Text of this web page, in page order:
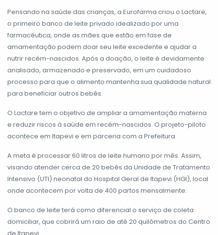
Pensando na saúde das crianças, a Eurofarma criou o Lactare,
o primeiro banco de leite privado idealizado por uma
farmacêutica, onde as mães que estão em fase de
amamentação podem doar seu leite excedente e ajudar a
nutrir recém-nascidos. Após a doação, o leite é devidamente
analisado, armazenado e preservado, em um cuidadoso
processo para que o alimento mantenha sua qualidade natural
para beneficiar outros bebês.
O Lactare tem o objetivo de ampliar a amamentação materna
e reduzir riscos à saúde em recém-nascidos. O projeto-piloto
acontece em Itapevi e em parceria com a Prefeitura.
A meta é processar 60 litros de leite humano por mês. Assim,
visando atender cerca de 20 bebês da Unidade de Tratamento
Intensivo (UTI) neonatal do Hospital Geral de Itapevi (HGI), local
onde acontecem por volta de 400 partos mensalmente.
O banco de leite terá como diferencial o serviço de coleta
domiciliar, que cobrirá um raio de até 20 quilômetros do Centro
de Itapevi.